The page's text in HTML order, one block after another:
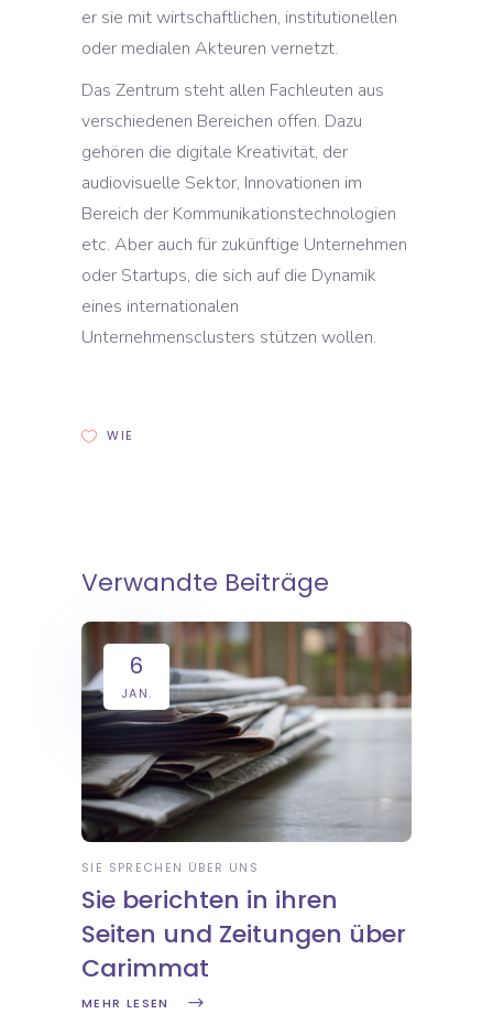
er sie mit wirtschaftlichen, institutionellen
oder medialen Akteuren vernetzt.
Das Zentrum steht allen Fachleuten aus
verschiedenen Bereichen offen. Dazu
gehören die digitale Kreativität, der
audiovisuelle Sektor, Innovationen im
Bereich der Kommunikationstechnologien
etc. Aber auch für zukünftige Unternehmen
oder Startups, die sich auf die Dynamik
eines internationalen
Unternehmensclusters stützen wollen.
WIE
Verwandte Beiträge
6
JAN.
SIE SPRECHEN ÜBER UNS
Sie berichten in ihren
Seiten und Zeitungen über
Carimmat
MEHR LESEN